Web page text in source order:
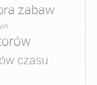
zabaw
czasu